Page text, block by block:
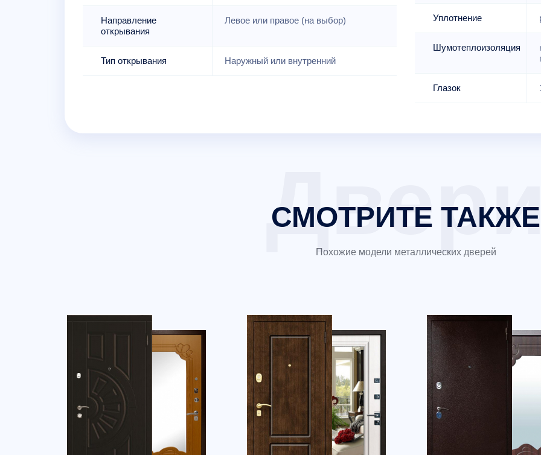
Направление
открывания
Левое или правое (на выбор)
Тип открывания Наружный или внутренний
Уплотнение
Шумотеплоизоляция
Глазок
СМОТРИТЕ ТАКЖЕ
Похожие модели металлических дверей